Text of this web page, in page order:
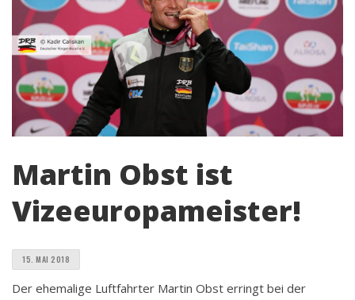
Martin Obst ist
Vizeeuropameister!
15. MAI 2018
Der ehemalige Luftfahrter Martin Obst erringt bei der